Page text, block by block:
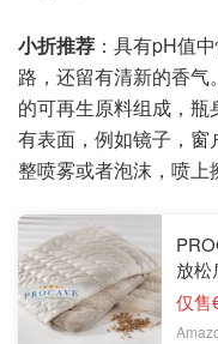
小折推荐 ：具有pH值
路，还留有清新的香
的可再生原料组成，
有表面，例如镜子，
整喷雾或者泡沫，喷上
放松
仅售